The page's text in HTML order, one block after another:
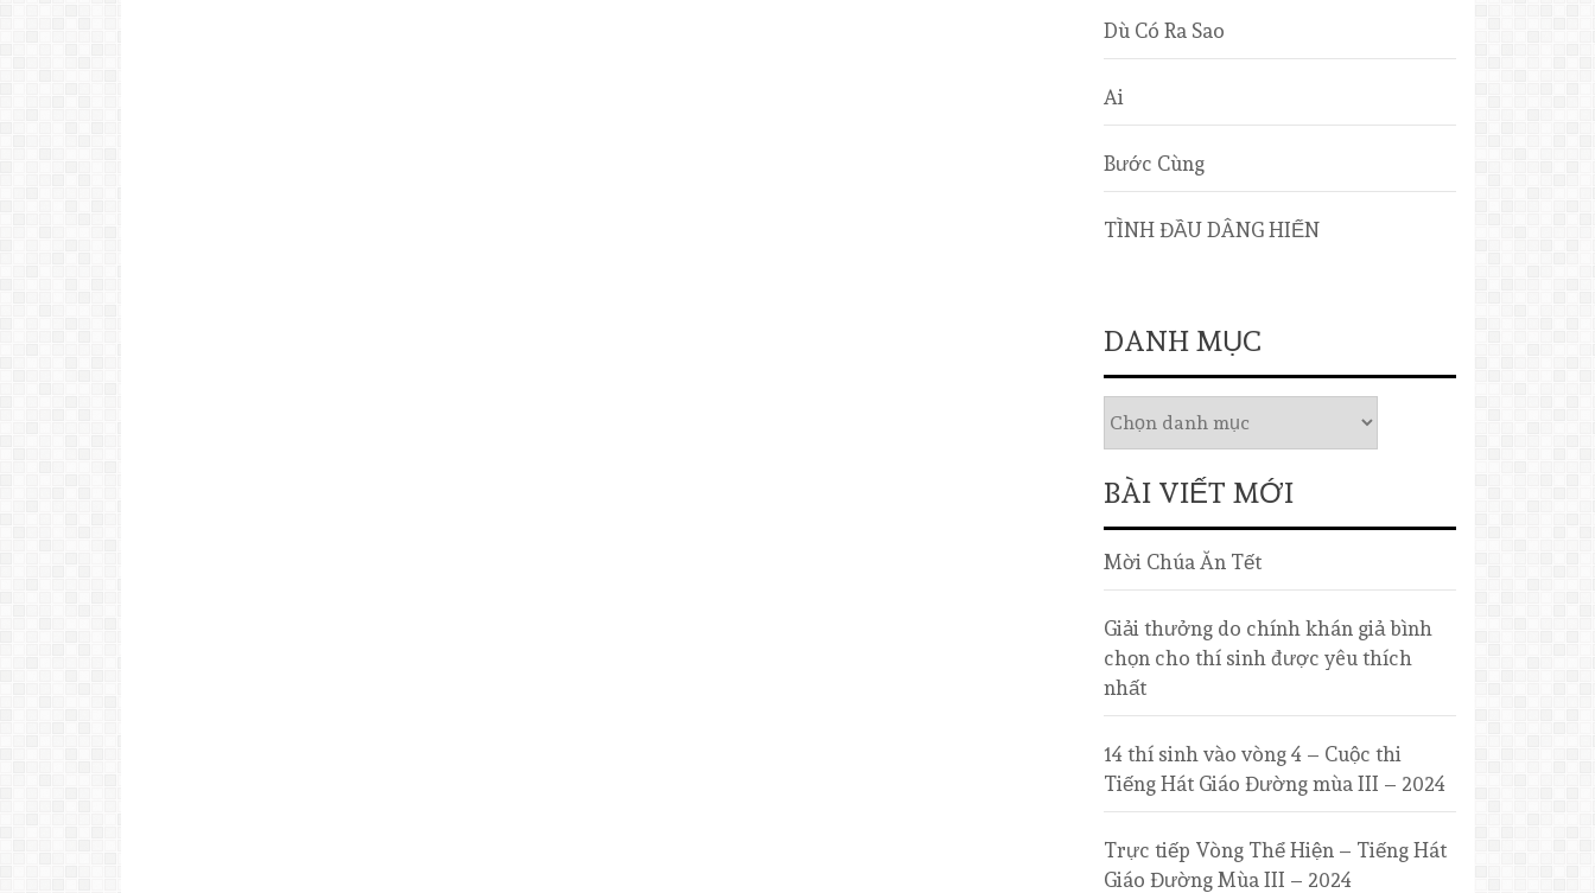
Dù Có Ra Sao
Ai
Bước Cùng
TÌNH ĐẦU DÂNG HIẾN
DANH MỤC
BÀI VIẾT MỚI
Mời Chúa Ăn Tết
Giải thưởng do chính khán giả bình
chọn cho thí sinh được yêu thích
nhất
14 thí sinh vào vòng 4 – Cuộc thi
Tiếng Hát Giáo Đường mùa III – 2024
Trực tiếp Vòng Thể Hiện – Tiếng Hát
Giáo Đường Mùa III – 2024